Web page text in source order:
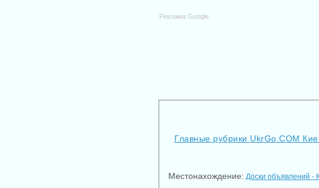
Реклама Google
Главные рубрики UkrGo.COM
Местонахождение: Доски объявлений -